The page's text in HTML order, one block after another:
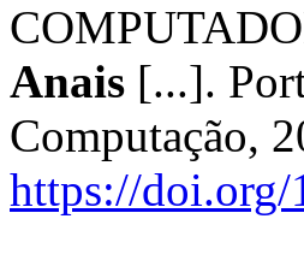
Anais [...].
Computação,
https://doi.org/